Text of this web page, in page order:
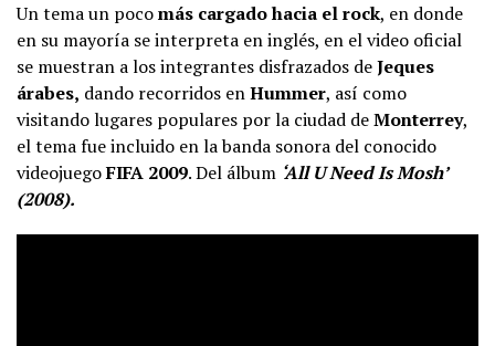
Un tema un pocomás cargado hacia el rock, en donde
en su mayoría se interpreta en inglés, en el video oficial
se muestran a los integrantes disfrazados deJeques
árabes, dando recorridos enHummer, así como
visitando lugares populares por la ciudad deMonterrey,
el tema fue incluido en la banda sonora del conocido
videojuegoFIFA 2009. Del álbum ‘All U Need Is Mosh’
(2008).